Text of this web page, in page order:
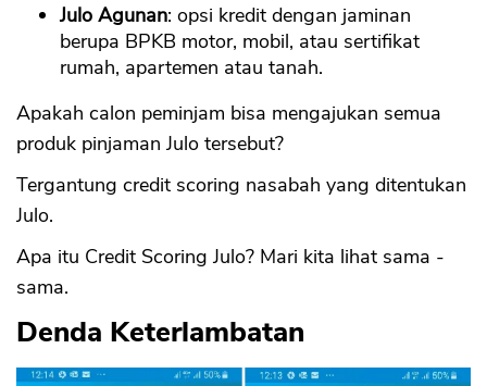
Julo Agunan: opsi kredit dengan jaminan
berupa BPKB motor, mobil, atau sertifikat
rumah, apartemen atau tanah.
Apakah calon peminjam bisa mengajukan semua
produk pinjaman Julo tersebut?
Tergantung credit scoring nasabah yang ditentukan
Julo.
Apa itu Credit Scoring Julo? Mari kita lihat sama -
sama.
Denda Keterlambatan